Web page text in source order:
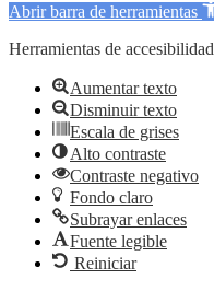
Abrir barra de herramientas
Herramientas de accesibilidad
Aumentar texto
Disminuir texto
Escala de grises
Alto contraste
Contraste negativo
Fondo claro
Subrayar enlaces
Fuente legible
Reiniciar